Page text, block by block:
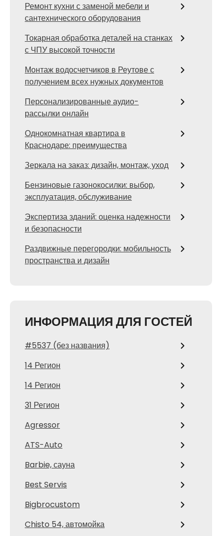
Ремонт кухни с заменой мебели и
сантехнического оборудования
Токарная обработка деталей на станках
с ЧПУ высокой точности
Монтаж водосчетчиков в Реутове с
получением всех нужных документов
Персонализированные аудио-
рассылки онлайн
Однокомнатная квартира в
Краснодаре: преимущества
Зеркала на заказ: дизайн, монтаж, уход
Бензиновые газонокосилки: выбор,
эксплуатация, обслуживание
Экспертиза зданий: оценка надежности
и безопасности
Раздвижные перегородки: мобильность
пространства и дизайн
ИНФОРМАЦИЯ ДЛЯ ГОСТЕЙ
#5537 (без названия)
14 Регион
14 Регион
31 Регион
Agressor
ATS-Auto
Barbie, сауна
Best Servis
Bigbrocustom
Chisto 54, автомойка